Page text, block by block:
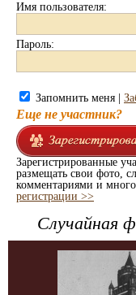
Имя пользователя:
Пароль:
Запомнить меня |
Еще не участник?
Зарегистрированные
размещать свои фото,
комментариями и
регистрации >>
Случайная